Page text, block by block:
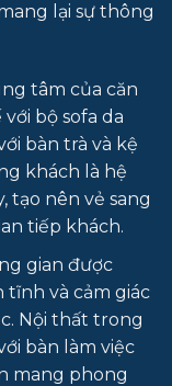
lại sự thông
tâm của căn
bộ sofa da
bàn trà và kệ
khách là hệ
tạo nên vẻ sang
tiếp khách.
gian được
tĩnh và cảm giác
Nội thất trong
bàn làm việc
mang phong